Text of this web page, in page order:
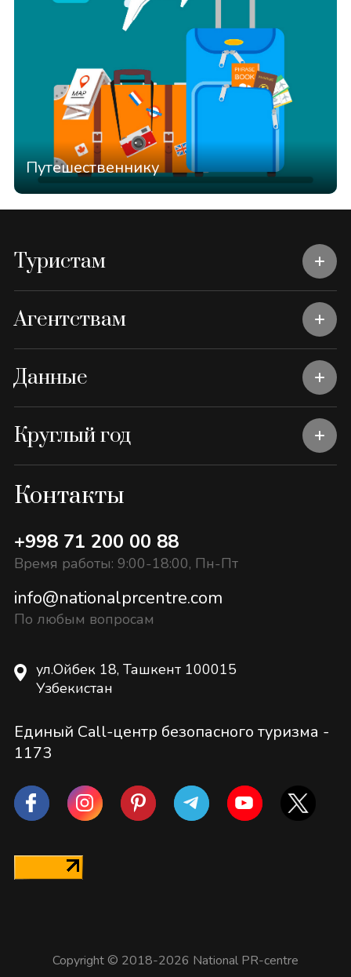
Путешественнику
Туристам
Агентствам
Данные
Круглый год
Контакты
+998 71 200 00 88
Время работы: 9:00-18:00, Пн-Пт
info@nationalprcentre.com
По любым вопросам
ул.Ойбек 18, Ташкент 100015
Узбекистан
Единый Call-центр безопасного туризма -
1173
Copyright © 2018-2026 National PR-centre